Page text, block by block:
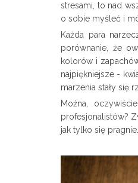
stresami, to nad
o sobie myśleć i
Każda para
porównanie, że
kolorów i
najpiękniejsze -
marzenia stały się
Można,
profesjonalistów?
jak tylko się